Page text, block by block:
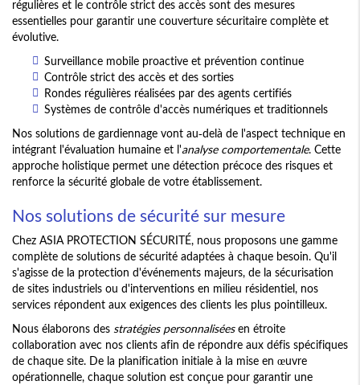
régulières et le contrôle strict des accès sont des mesures
essentielles pour garantir une couverture sécuritaire complète et
évolutive.
Surveillance mobile proactive et prévention continue
Contrôle strict des accès et des sorties
Rondes régulières réalisées par des agents certifiés
Systèmes de contrôle d'accès numériques et traditionnels
Nos solutions de gardiennage vont au-delà de l'aspect technique en
intégrant l'évaluation humaine et l'analyse comportementale. Cette
approche holistique permet une détection précoce des risques et
renforce la sécurité globale de votre établissement.
Nos solutions de sécurité sur mesure
Chez ASIA PROTECTION SÉCURITÉ, nous proposons une gamme
complète de solutions de sécurité adaptées à chaque besoin. Qu'il
s'agisse de la protection d'événements majeurs, de la sécurisation
de sites industriels ou d'interventions en milieu résidentiel, nos
services répondent aux exigences des clients les plus pointilleux.
Nous élaborons des stratégies personnaliséesen étroite
collaboration avec nos clients afin de répondre aux défis spécifiques
de chaque site. De la planification initiale à la mise en œuvre
opérationnelle, chaque solution est conçue pour garantir une